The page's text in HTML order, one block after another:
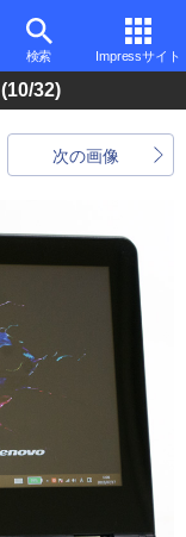
検索 Impressサイト
(10/32)
次の画像